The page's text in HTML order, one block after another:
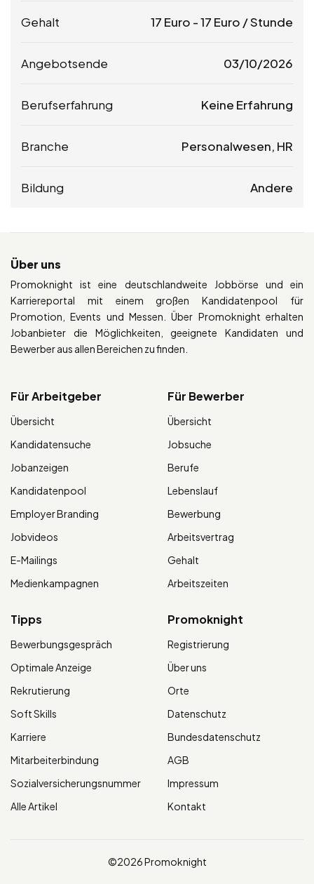
Gehalt 17 Euro -17 Euro / Stunde
Angebotsende 03/10/2026
Berufserfahrung Keine Erfahrung
Branche Personalwesen, HR
Bildung Andere
Über uns
Promoknight ist eine deutschlandweite Jobbörse und ein
Karriereportal mit einem großen Kandidatenpool für
Promotion, Events und Messen. Über Promoknight erhalten
Jobanbieter die Möglichkeiten, geeignete Kandidaten und
Bewerber aus allen Bereichen zu finden.
Für Arbeitgeber
Übersicht
Kandidatensuche
Jobanzeigen
Kandidatenpool
Employer Branding
Jobvideos
E-Mailings
Medienkampagnen
Für Bewerber
Übersicht
Jobsuche
Berufe
Lebenslauf
Bewerbung
Arbeitsvertrag
Gehalt
Arbeitszeiten
Tipps
Bewerbungsgespräch
Optimale Anzeige
Rekrutierung
Soft Skills
Karriere
Mitarbeiterbindung
Sozialversicherungsnummer
Alle Artikel
Promoknight
Registrierung
Über uns
Orte
Datenschutz
Bundesdatenschutz
AGB
Impressum
Kontakt
©2026 Promoknight